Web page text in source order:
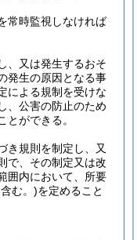
常時監視しなければ
、又は発生するおそ
発生の原因となる事
による規制を受けな
、公害の防止のため
とができる。
き規則を制定し、又
で、その制定又は改
囲内において、所要
む。)を定めること